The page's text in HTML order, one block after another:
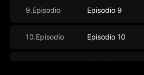
9.Episodio Episodio 9
10.Episodio Episodio 10
11.Episodio Episodio 11